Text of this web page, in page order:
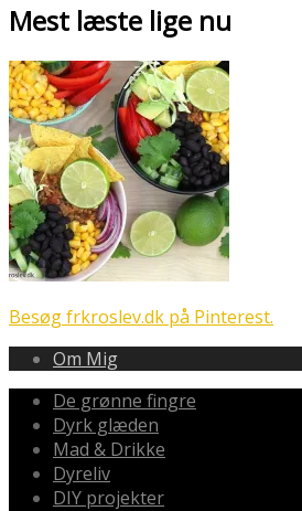
Mest læste lige nu
Besøg frkroslev.dk på Pinterest.
Om Mig
De grønne fingre
Dyrk glæden
Mad & Drikke
Dyreliv
DIY projekter